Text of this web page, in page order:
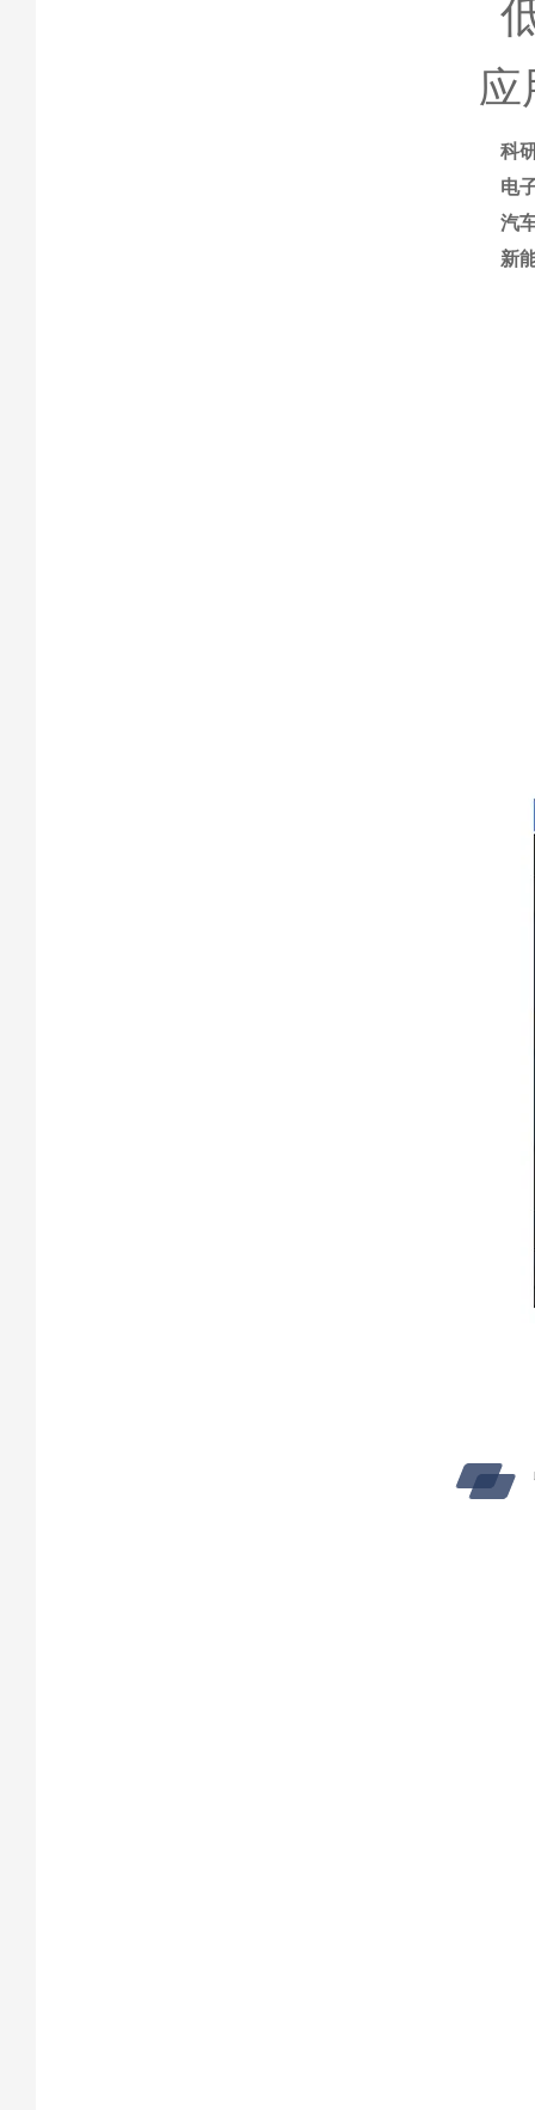
应
科
电
汽
新